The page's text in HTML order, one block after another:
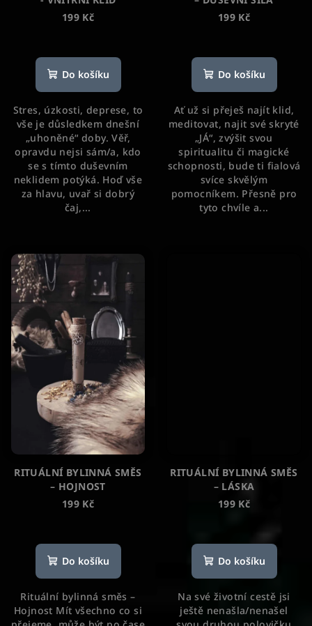
199 Kč
hodnocení
produktu
z
5
hvězdiček.
Do košíku
Stres, úzkosti, deprese, to
vše je důsledkem dnešní
„uhoněné“ doby. Věř,
opravdu nejsi sám/a, kdo
se s tímto duševním
neklidem potýká. Hoď vše
za hlavu, uvař si dobrý
čaj,...
199 Kč
Do košíku
Ať už si přeješ najít klid,
meditovat, najit své skryté
„JÁ“, zvýšit svou
spiritualitu či magické
schopnosti, bude ti fialová
svíce skvělým
pomocníkem. Přesně pro
tyto chvíle a...
RITUÁLNÍ BYLINNÁ SMĚS
– HOJNOST
199 Kč
hodnocení
produktu
z
5
Do košíku
Rituální bylinná směs –
Hojnost Mít všechno co si
RITUÁLNÍ BYLINNÁ SMĚS
– LÁSKA
199 Kč
hodnocení
produktu
z
5
Do košíku
Na své životní cestě jsi
ještě nenašla/nenašel